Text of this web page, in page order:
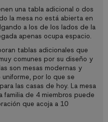
una tabla adicional o dos
la mesa no está abierta en
a los de los lados de la
apenas ocupa espacio.
tablas adicionales que
comunes por su diseño y
son mesas modernas y
por lo que se
las casas de hoy. La mesa
familia de 4 miembros puede
que acoja a 10